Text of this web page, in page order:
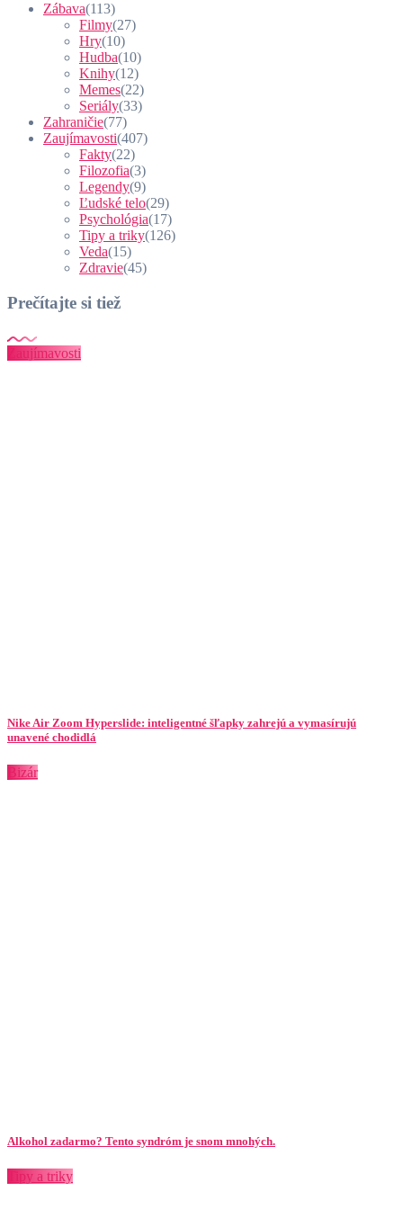
Zábava(113)
Filmy(27)
Hry(10)
Hudba(10)
Knihy(12)
Memes(22)
Seriály(33)
Zahraničie(77)
Zaujímavosti(407)
Fakty(22)
Filozofia(3)
Legendy(9)
Ľudské telo(29)
Psychológia(17)
Tipy a triky(126)
Veda(15)
Zdravie(45)
Prečítajte si tiež
Zaujímavosti
Nike Air Zoom Hyperslide: inteligentné šľapky zahrejú a vymasírujú
unavené chodidlá
Bizár
Alkohol zadarmo? Tento syndróm je snom mnohých.
Tipy a triky